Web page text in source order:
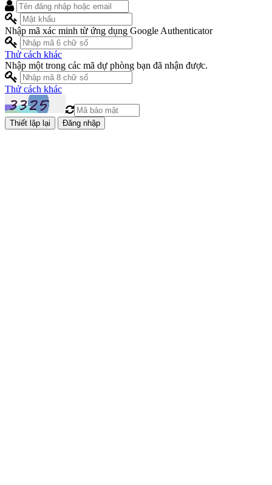
Nhập mã xác minh từ ứng dụng Google Authenticator
Thử cách khác
Nhập một trong các mã dự phòng bạn đã nhận được.
Thử cách khác
Đăng nhập